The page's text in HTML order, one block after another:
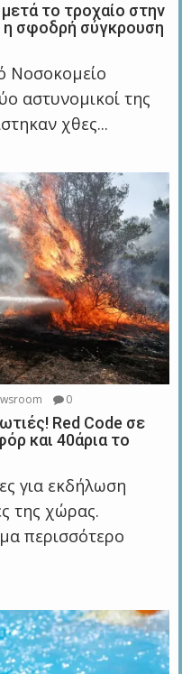
το τροχαίο στην
η σφοδρή σύγκρουση
Νοσοκομείο
αστυνομικοί της
χθες...
0
Red Code σε
και 40άρια το
για εκδήλωση
της χώρας.
περισσότερο